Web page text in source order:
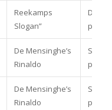
Reekamps
Slogan”
paard
De Mensinghe’s
Rinaldo
pony
De Mensinghe’s
Rinaldo
pony